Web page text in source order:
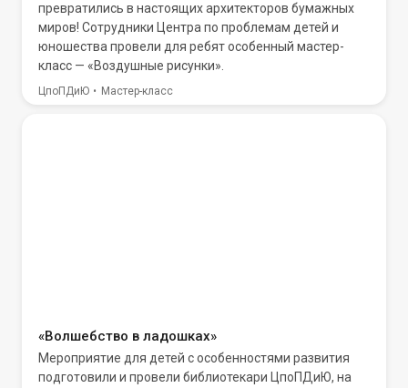
превратились в настоящих архитекторов бумажных
миров! Сотрудники Центра по проблемам детей и
юношества провели для ребят особенный мастер-
класс — «Воздушные рисунки».
ЦпоПДиЮ Мастер-класс
«Волшебство в ладошках»
Мероприятие для детей с особенностями развития
подготовили и провели библиотекари ЦпоПДиЮ, на